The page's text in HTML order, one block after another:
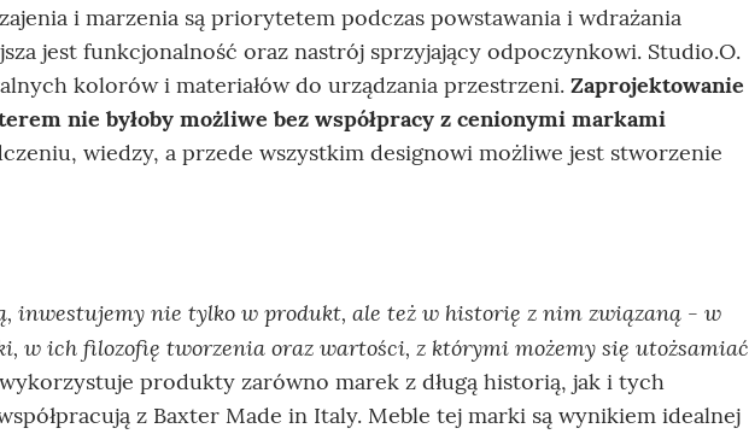
i marzenia są priorytetem podczas powstawania i wdrażania
jest funkcjonalność oraz nastrój sprzyjający odpoczynkowi. Studio.O.
kolorów i materiałów do urządzania przestrzeni. Zaprojektowanie
nie byłoby możliwe bez współpracy z cenionymi markami
wiedzy, a przede wszystkim designowi możliwe jest stworzenie
inwestujemy nie tylko w produkt, ale też w historię z nim związaną - w
w ich filozofię tworzenia oraz wartości, z którymi możemy się utożsamiać
wykorzystuje produkty zarówno marek z długą historią, jak i tych
z Baxter Made in Italy. Meble tej marki są wynikiem idealnej